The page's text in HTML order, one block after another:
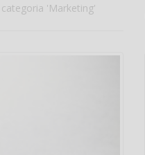
categoria 'Marketing'